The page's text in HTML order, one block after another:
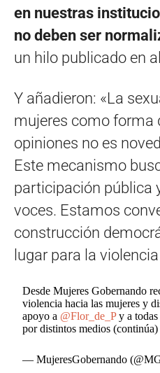
en nuestras
no deben ser
un hilo publicado en
Y añadieron: «La
mujeres como forma
opiniones no es
Este mecanismo
participación pública
voces. Estamos
construcción
lugar para la
Desde Mujeres Gobernando
violencia hacia las mujeres y
apoyo a @Flor_de_Py a todas
por distintos medios (continúa)
— MujeresGobernando